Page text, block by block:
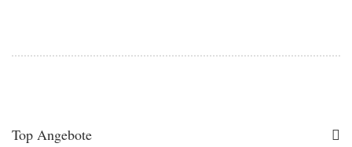
Top Angebote